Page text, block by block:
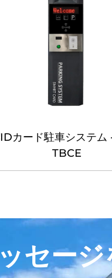
カード駐車システム
TBCE
セー